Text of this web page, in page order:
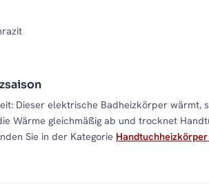
Dieser elektrische Badheizkörper wärmt,
Wärme gleichmäßig ab und trocknet
Sie in der Kategorie